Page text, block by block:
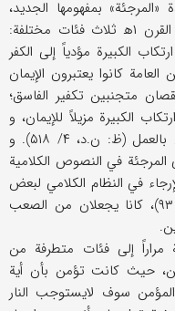
بمفهومها الجديد،
كانت قد أوجدت منذ النصف الثاني من القرن ۱ه‍ ثلاث فئات مختلفة:
الكبيرة مؤدياً إلى الكفر
كانوا يعتبرون الإيمان
متجنبين تكفير الفاسق؛
الكبيرة مزيلاً للإيمان، و
يعتبرون الإيمان حقيقة لاتزيد و لا تنقص بالعمل (ظ: ن.د، ۴/ ۵۱۸). و
في النصوص الكلامية
في النظام الكلامي لبعض
فرق المرجئة (مثلاً ظ: أبوحنيفة، ۴۷-۴۹، ۹۳)، كانا يجعلان من الصعب
مراراً إلى فئات متطرفة من
حيث كانت تؤمن بأن أية
سوف لايستوجب النار